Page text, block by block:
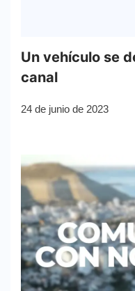
Un vehículo se
canal
24 de junio de 2023